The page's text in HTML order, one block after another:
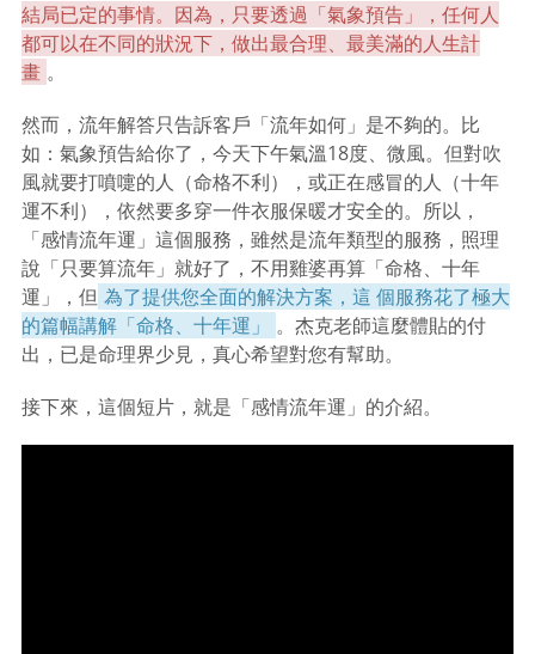
結局已定的事情。因為，只要透過「氣象預告」，任何人
都可以在不同的狀況下，做出最合理、最美滿的人生計
畫 。
然而，流年解答只告訴客戶「流年如何」是不夠的。比
如：氣象預告給你了，今天下午氣溫18度、微風。但對吹
風就要打噴嚏的人（命格不利），或正在感冒的人（十年
運不利），依然要多穿一件衣服保暖才安全的。所以，
「感情流年運」這個服務，雖然是流年類型的服務，照理
說「只要算流年」就好了，不用雞婆再算「命格、十年
運」，但 為了提供您全面的解決方案，這 個服務花了極大
的篇幅講解「命格、十年運」
。杰克老師這麼體貼的付
出，已是命理界少見，真心希望對您有幫助。
接下來，這個短片，就是「感情流年運」的介紹。